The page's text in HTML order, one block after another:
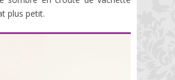
plus petit.